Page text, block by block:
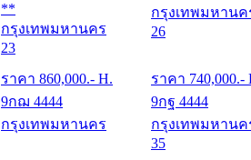
**
กรุงเทพมหานคร
23
ราคา 860,000.- H.
กรุงเทพมหานค
26
ราคา 740,000.-
9กฌ 4444
กรุงเทพมหานคร
9กฐ 4444
กรุงเทพมหานค
35